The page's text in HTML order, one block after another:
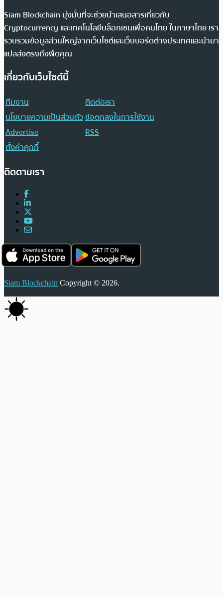
Siam Blockchain มุ่งมั่นที่จะช่วยนำเสนอสารเกี่ยวกับ
Cryptocurrency และเทคโนโลยีบล็อกเชนเพื่อคนไทย ในภาษาไทย เรา
รวบรวมข้อมูลส่วนใหญ่จากเว็บไซต์และเว็บบอร์ดต่างประเทศและนำมา
แปลส่งตรงถึงฟีดคุณ
เกี่ยวกับเว็บไซต์นี้
ทีมงาน
ติดต่อเรา
นโยบายความเป็นส่วนตัวข้อตกลงในการใช้งาน
Advertise
RSS
ตั้งค่าคุกกี้
ติดตามเรา
Siam Blockchain Copyright © 2026.